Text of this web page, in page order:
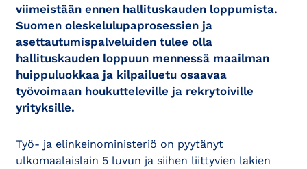
viimeistään ennen hallituskauden loppumista.
Suomen oleskelulupaprosessien ja
asettautumispalveluiden tulee olla
hallituskauden loppuun mennessä maailman
huippuluokkaa ja kilpailuetu osaavaa
työvoimaan houkutteleville ja rekrytoiville
yrityksille.
Työ- ja elinkeinoministeriö on pyytänyt
ulkomaalaislain 5 luvun ja siihen liittyvien lakien